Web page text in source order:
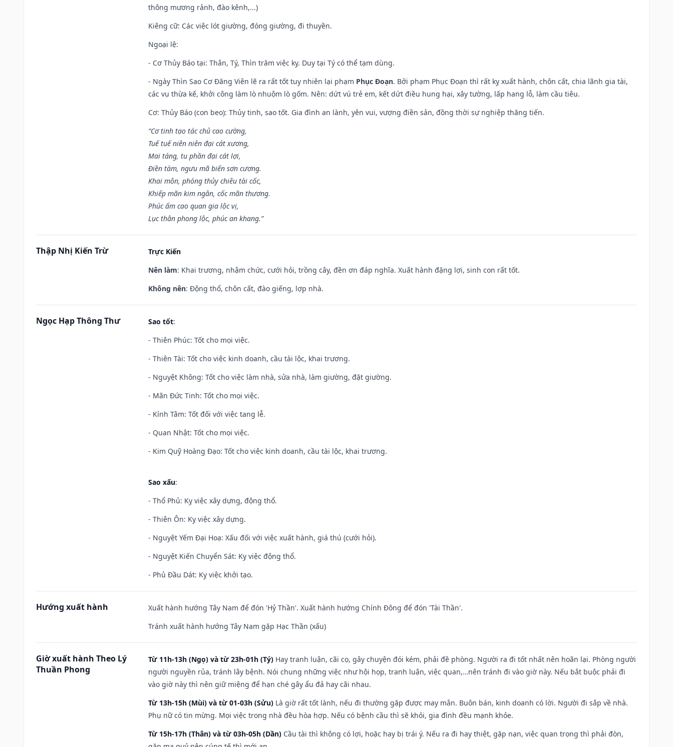
thông mương rảnh, đào kênh,...)
Kiêng cữ: Các việc lót giường, đóng giường, đi thuyền.
Ngoại lệ:
- Cơ Thủy Báo tại: Thân, Tý, Thìn trăm việc kỵ. Duy tại Tý có thể tạm dùng.
- Ngày Thìn Sao Cơ Đăng Viên lẽ ra rất tốt tuy nhiên lại phạm Phục Đoạn. Bởi phạm Phục Đoạn thì rất kỵ xuất hành, chôn cất, chia lãnh gia tài,
các vụ thừa kế, khởi công làm lò nhuộm lò gốm. Nên: dứt vú trẻ em, kết dứt điều hung hại, xây tường, lấp hang lỗ, làm cầu tiêu.
Cơ: Thủy Báo (con beo): Thủy tinh, sao tốt. Gia đình an lành, yên vui, vượng điền sản, đồng thời sự nghiệp thăng tiến.
“Cơ tinh tạo tác chủ cao cường,
Tuế tuế niên niên đại cát xương,
Mai táng, tu phần đại cát lợi,
Điền tàm, ngưu mã biến sơn cương.
Khai môn, phóng thủy chiêu tài cốc,
Khiếp mãn kim ngân, cốc mãn thương.
Phúc ấm cao quan gia lộc vị,
Lục thân phong lộc, phúc an khang.”
Thập Nhị Kiến Trừ
Trực Kiến
Nên làm: Khai trương, nhậm chức, cưới hỏi, trồng cây, đền ơn đáp nghĩa. Xuất hành đặng lợi, sinh con rất tốt.
Không nên: Động thổ, chôn cất, đào giếng, lợp nhà.
Ngọc Hạp Thông Thư Sao tốt:
- Thiên Phúc: Tốt cho mọi việc.
- Thiên Tài: Tốt cho việc kinh doanh, cầu tài lộc, khai trương.
- Nguyệt Không: Tốt cho việc làm nhà, sửa nhà, làm giường, đặt giường.
- Mãn Đức Tinh: Tốt cho mọi việc.
- Kính Tâm: Tốt đối với việc tang lễ.
- Quan Nhật: Tốt cho mọi việc.
- Kim Quỹ Hoàng Đạo: Tốt cho việc kinh doanh, cầu tài lộc, khai trương.
Sao xấu:
- Thổ Phủ: Kỵ việc xây dựng, động thổ.
- Thiên Ôn: Kỵ việc xây dựng.
- Nguyệt Yếm Đại Hoạ: Xấu đối với việc xuất hành, giá thú (cưới hỏi).
- Nguyệt Kiến Chuyển Sát: Kỵ việc động thổ.
- Phủ Đầu Dát: Kỵ việc khởi tạo.
Hướng xuất hành
Xuất hành hướng Tây Nam để đón 'Hỷ Thần'. Xuất hành hướng Chính Đông để đón 'Tài Thần'.
Tránh xuất hành hướng Tây Nam gặp Hạc Thần (xấu)
Giờ xuất hành Theo Lý
Thuần Phong
Từ 11h-13h (Ngọ) và từ 23h-01h (Tý) Hay tranh luận, cãi cọ, gây chuyện đói kém, phải đề phòng. Người ra đi tốt nhất nên hoãn lại. Phòng người
người nguyền rủa, tránh lây bệnh. Nói chung những việc như hội họp, tranh luận, việc quan,…nên tránh đi vào giờ này. Nếu bắt buộc phải đi
vào giờ này thì nên giữ miệng để hạn ché gây ẩu đả hay cãi nhau.
Từ 13h-15h (Mùi) và từ 01-03h (Sửu) Là giờ rất tốt lành, nếu đi thường gặp được may mắn. Buôn bán, kinh doanh có lời. Người đi sắp về nhà.
Phụ nữ có tin mừng. Mọi việc trong nhà đều hòa hợp. Nếu có bệnh cầu thì sẽ khỏi, gia đình đều mạnh khỏe.
Từ 15h-17h (Thân) và từ 03h-05h (Dần) Cầu tài thì không có lợi, hoặc hay bị trái ý. Nếu ra đi hay thiệt, gặp nạn, việc quan trọng thì phải đòn,